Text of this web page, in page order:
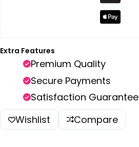
Extra Features
Premium Quality
Secure Payments
Satisfaction Guarantee
Wishlist
Compare